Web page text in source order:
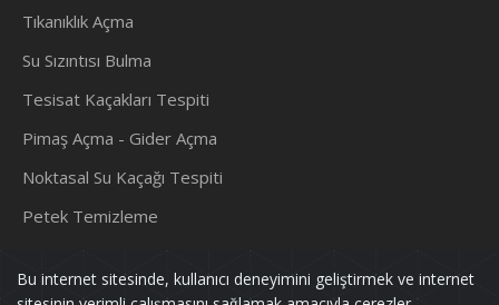
Bu internet sitesinde, kullanıcı deneyimini geliştirmek ve internet
Tıkanıklık Açma
Su Sızıntısı Bulma
Tesisat Kaçakları Tespiti
Pimaş Açma - Gider Açma
Noktasal Su Kaçağı Tespiti
Petek Temizleme